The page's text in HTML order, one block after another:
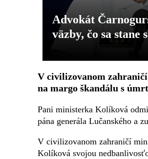
Advokát
väzby, čo sa
V civilizovanom
na margo škandálu s
Pani ministerka Kolíková
pána generála Lučanského a
V civilizovanom zahraničí
Kolíková svojou